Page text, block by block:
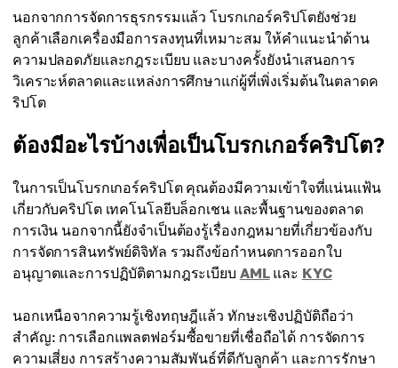
นอกจากการจัดการธุรกรรมแล้ว โบรกเกอร์คริปโตยังช่วย
ลูกค้าเลือกเครื่องมือการลงทุนที่เหมาะสม ให้คำแนะนำด้าน
ความปลอดภัยและกฎระเบียบ และบางครั้งยังนำเสนอการ
วิเคราะห์ตลาดและแหล่งการศึกษาแก่ผู้ที่เพิ่งเริ่มต้นในตลาดค
ริปโต
ต้องมีอะไรบ้างเพื่อเป็นโบรกเกอร์คริปโต?
ในการเป็นโบรกเกอร์คริปโต คุณต้องมีความเข้าใจที่แน่นแฟ้น
เกี่ยวกับคริปโต เทคโนโลยีบล็อกเชน และพื้นฐานของตลาด
การเงิน นอกจากนี้ยังจำเป็นต้องรู้เรื่องกฎหมายที่เกี่ยวข้องกับ
การจัดการสินทรัพย์ดิจิทัล รวมถึงข้อกำหนดการออกใบ
อนุญาตและการปฏิบัติตามกฎระเบียบ AMLและ KYC
นอกเหนือจากความรู้เชิงทฤษฎีแล้ว ทักษะเชิงปฏิบัติถือว่า
สำคัญ: การเลือกแพลตฟอร์มซื้อขายที่เชื่อถือได้ การจัดการ
ความเสี่ยง การสร้างความสัมพันธ์ที่ดีกับลูกค้า และการรักษา